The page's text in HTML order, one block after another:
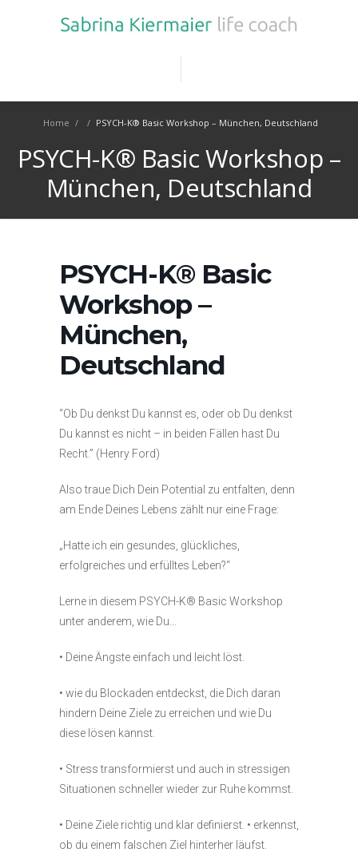
Home / / PSYCH-K® Basic Workshop – München, Deutschland
PSYCH-K® Basic Workshop –
München, Deutschland
PSYCH-K® Basic
Workshop –
München,
Deutschland
“Ob Du denkst Du kannst es, oder ob Du denkst
Du kannst es nicht – in beiden Fällen hast Du
Recht.” (Henry Ford)
Also traue Dich Dein Potential zu entfalten, denn
am Ende Deines Lebens zählt nur eine Frage:
„Hatte ich ein gesundes, glückliches,
erfolgreiches und erfülltes Leben?“
Lerne in diesem PSYCH-K® Basic Workshop
unter anderem, wie Du…
• Deine Ängste einfach und leicht löst.
• wie du Blockaden entdeckst, die Dich daran
hindern Deine Ziele zu erreichen und wie Du
diese lösen kannst.
• Stress transformierst und auch in stressigen
Situationen schneller wieder zur Ruhe kommst.
• Deine Ziele richtig und klar definierst. • erkennst,
ob du einem falschen Ziel hinterher läufst.